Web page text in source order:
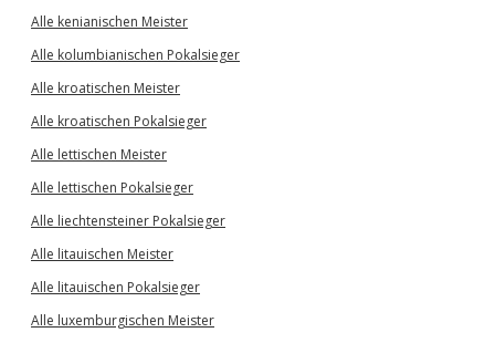
Alle kenianischen Meister
Alle kolumbianischen Pokalsieger
Alle kroatischen Meister
Alle kroatischen Pokalsieger
Alle lettischen Meister
Alle lettischen Pokalsieger
Alle liechtensteiner Pokalsieger
Alle litauischen Meister
Alle litauischen Pokalsieger
Alle luxemburgischen Meister